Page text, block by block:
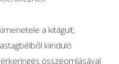
a kitágult,
kiinduló
összeomlásával